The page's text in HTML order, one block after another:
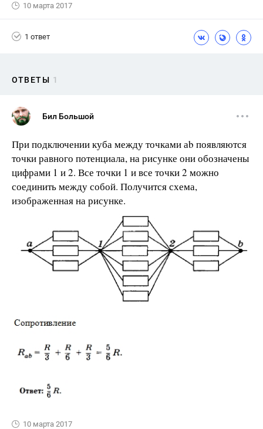
10 марта 2017
1 ответ
ОТВЕТЫ 1
Бил Большой
При подключении куба между точками аb появляются
точки равного потенциала, на рисунке они обозначены
цифрами 1 и 2. Все точки 1 и все точки 2 можно
соединить между собой. Получится схема,
изображенная на рисунке.
10 марта 2017